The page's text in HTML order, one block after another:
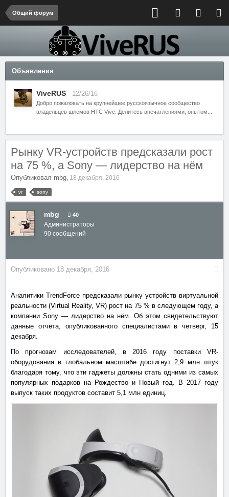
Общий форум
Объявления
ViveRUS 12/26/16
Добро пожаловать на крупнейшее русскоязычное сообщество
владельцев шлемов HTC Vive. Делитесь впечатлениями, опытом...
Рынку VR-устройств предсказали рост
на 75 %, а Sony — лидерство на нём
Опубликовал mbg, 18 декабря, 2016
vr sony
mbg 40
Администраторы
90 сообщений
Опубликовано 18 декабря, 2016
Аналитики TrendForce предсказали рынку устройств виртуальной
реальности (Virtual Reality, VR) рост на 75 % в следующем году, а
компании Sony — лидерство на нём. Об этом свидетельствуют
данные отчёта, опубликованного специалистами в четверг, 15
декабря.
По прогнозам исследователей, в 2016 году поставки VR-
оборудования в глобальном масштабе достигнут 2,9 млн штук
благодаря тому, что эти гаджеты должны стать одними из самых
популярных подарков на Рождество и Новый год. В 2017 году
выпуск таких продуктов составит 5,1 млн единиц.